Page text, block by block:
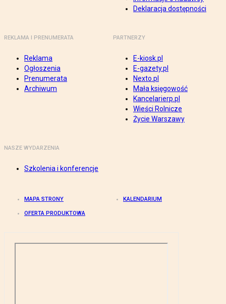
Deklaracja dostępności
REKLAMA I PRENUMERATA
Reklama
Ogłoszenia
Prenumerata
Archiwum
PARTNERZY
E-kiosk.pl
E-gazety.pl
Nexto.pl
Mała księgowość
Kancelarierp.pl
Wieści Rolnicze
Życie Warszawy
NASZE WYDARZENIA
Szkolenia i konferencje
MAPA STRONY KALENDARIUM
OFERTA PRODUKTOWA